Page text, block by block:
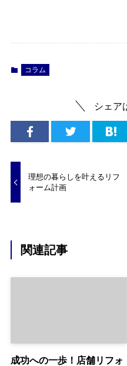
コラム
シェア
理想の暮らしを叶えるリフ
ォーム計画
関連記事
成功への一歩！店舗リフォ